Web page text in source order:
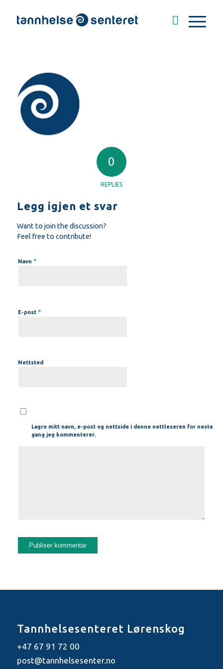
0
REPLIES
Legg igjen et svar
Want to join the discussion?
Feel free to contribute!
Navn *
E-post *
Nettsted
Lagre mitt navn, e-post og nettside i denne nettleseren for neste
gang jeg kommenterer.
Tannhelsesenteret Lørenskog
+47 67 91 72 00
post@tannhelsesenter.no